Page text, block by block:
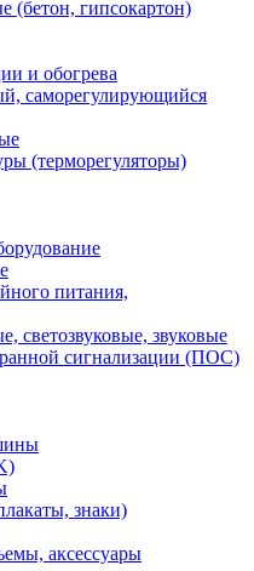
(бетон, гипсокартон)
и обогрева
саморегулирующийся
(терморегуляторы)
питания,
светозвуковые, звуковые
сигнализации (ПОС)
знаки)
аксессуары